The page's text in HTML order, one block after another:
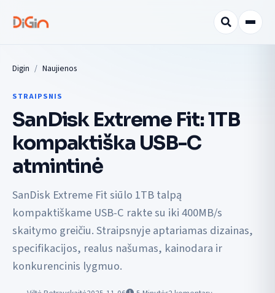
Digin Naujienos
STRAIPSNIS
SanDisk Extreme Fit: 1TB
kompaktiška USB-C
atmintinė
SanDisk Extreme Fit siūlo 1TB talpą
kompaktiškame USB-C rakte su iki 400MB/s
skaitymo greičiu. Straipsnyje aptariamas dizainas,
specifikacijos, realus našumas, kainodara ir
konkurencinis lygmuo.